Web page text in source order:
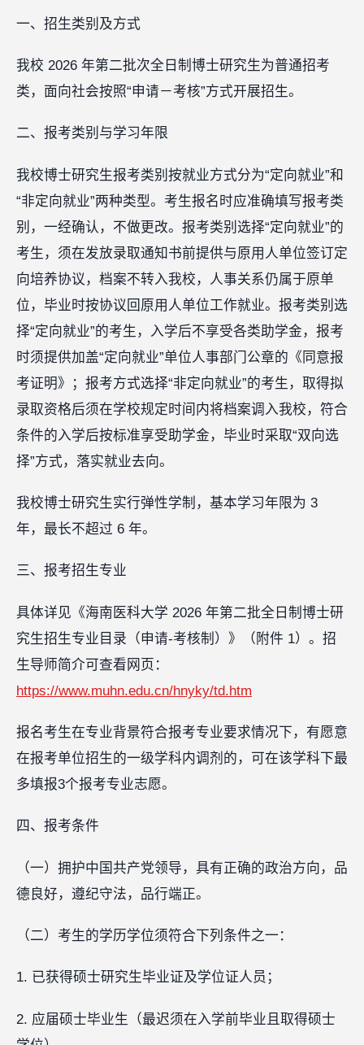
一、招生类别及方式
我校 2026 年第二批次全日制博士研究生为普通招考
类，面向社会按照“申请－考核”方式开展招生。
二、报考类别与学习年限
我校博士研究生报考类别按就业方式分为“定向就业”和
“非定向就业”两种类型。考生报名时应准确填写报考类
别，一经确认，不做更改。报考类别选择“定向就业”的
考生，须在发放录取通知书前提供与原用人单位签订定
向培养协议，档案不转入我校，人事关系仍属于原单
位，毕业时按协议回原用人单位工作就业。报考类别选
择“定向就业”的考生，入学后不享受各类助学金，报考
时须提供加盖“定向就业”单位人事部门公章的《同意报
考证明》；报考方式选择“非定向就业”的考生，取得拟
录取资格后须在学校规定时间内将档案调入我校，符合
条件的入学后按标准享受助学金，毕业时采取“双向选
择”方式，落实就业去向。
我校博士研究生实行弹性学制，基本学习年限为 3
年，最长不超过 6 年。
三、报考招生专业
具体详见《海南医科大学 2026 年第二批全日制博士研
究生招生专业目录（申请-考核制）》（附件 1）。招
生导师简介可查看网页：
https://www.muhn.edu.cn/hnyky/td.htm
报名考生在专业背景符合报考专业要求情况下，有愿意
在报考单位招生的一级学科内调剂的，可在该学科下最
多填报3个报考专业志愿。
四、报考条件
（一）拥护中国共产党领导，具有正确的政治方向，品
德良好，遵纪守法，品行端正。
（二）考生的学历学位须符合下列条件之一：
1. 已获得硕士研究生毕业证及学位证人员；
2. 应届硕士毕业生（最迟须在入学前毕业且取得硕士